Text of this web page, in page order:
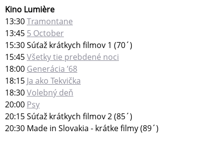
Kino Lumière
13:30Tramontane
13:45 5 October
15:30 Súťaž krátkych filmov 1 (70´)
15:45Všetky tie prebdené noci
18:00 Generácia ’68
18:15 Ja ako Tekvička
18:30Volebný deň
20:00 Psy
20:15 Súťaž krátkych filmov 2 (85´)
20:30 Made in Slovakia - krátke filmy (89´)